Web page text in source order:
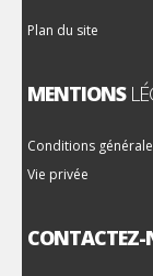
Plan du site
MENTIONS
Conditions
Vie privée
CONTACTEZ-